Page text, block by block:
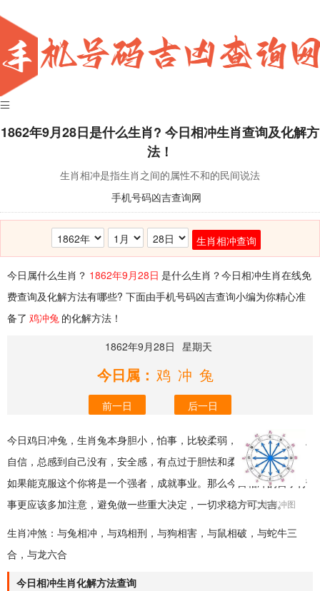
1862年9月28日是什么生肖? 今日相冲生肖查询及化解方
法！
生肖相冲是指生肖之间的属性不和的民间说法
手机号码凶吉查询网
生肖相冲查询
今日属什么生肖？ 1862年9月28日 是什么生肖？今日相冲生肖在线免
费查询及化解方法有哪些? 下面由手机号码凶吉查询小编为你精心准
备了 鸡冲兔 的化解方法！
1862年9月28日 星期天
今日属： 鸡冲兔
前一日 后一日
十二生肖冲图
今日鸡日冲兔，生肖兔本身胆小，怕事，比较柔弱，多愁善感，缺乏
自信，总感到自己没有，安全感，有点过于胆怯和柔软，磨叽烦人。
如果能克服这个你将是一个强者，成就事业。那么今日相冲的日子行
事更应该多加注意，避免做一些重大决定，一切求稳方可大吉。
生肖冲煞：与兔相冲，与鸡相刑，与狗相害，与鼠相破，与蛇牛三
合，与龙六合
今日相冲生肖化解方法查询